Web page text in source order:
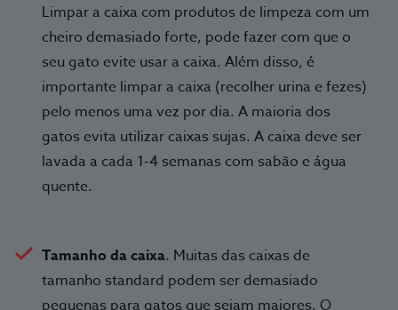
Limpar a caixa com produtos de limpeza com um
cheiro demasiado forte, pode fazer com que o
seu gato evite usar a caixa. Além disso, é
importante limpar a caixa (recolher urina e fezes)
pelo menos uma vez por dia. A maioria dos
gatos evita utilizar caixas sujas. A caixa deve ser
lavada a cada 1-4 semanas com sabão e água
quente.
Tamanho da caixa. Muitas das caixas de
tamanho standard podem ser demasiado
pequenas para gatos que sejam maiores. O